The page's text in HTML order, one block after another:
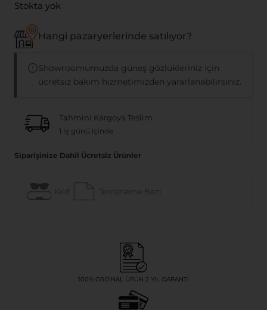
Stokta yok
Hangi pazaryerlerinde satılıyor?
Showroomumuzda güneş gözlükleriniz için
ücretsiz bakım hizmetimizden yararlanabilirsiniz.
Tahmini Kargoya Teslim
1 İş günü içinde
Siparişinize Dahil Ücretsiz Ürünler
Kılıf Temizleme Bezi
100% ORIJINAL ÜRÜN 2 YIL GARANTI